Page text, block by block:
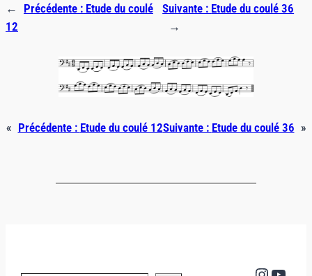
← Précédente : Etude du coulé
12
Suivante : Etude du coulé 36
→
« Précédente : Etude du coulé 12Suivante : Etude du coulé 36 »